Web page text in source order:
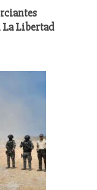
La Libertad